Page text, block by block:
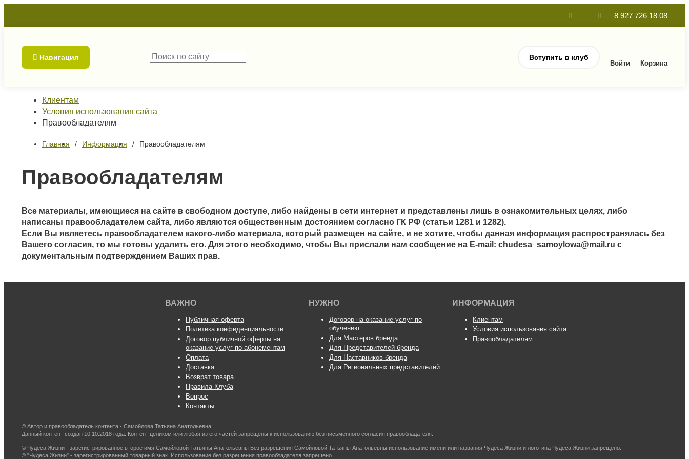
8 927 726 18 08
Навигация Вступить в клуб
Войти Корзина
Клиентам
Условия использования сайта
Правообладателям
Главная Информация Правообладателям
Правообладателям
Все материалы, имеющиеся на сайте в свободном доступе, либо найдены в сети интернет и представлены лишь в ознакомительных целях, либо
написаны правообладателем сайта, либо являются общественным достоянием согласно ГК РФ (статьи 1281 и 1282).
Если Вы являетесь правообладателем какого-либо материала, который размещен на сайте, и не хотите, чтобы данная информация распространялась без
Вашего согласия, то мы готовы удалить его. Для этого необходимо, чтобы Вы прислали нам сообщение на E-mail: chudesa_samoylowa@mail.ru с
документальным подтверждением Ваших прав.
ВАЖНО
Публичная оферта
Политика конфиденциальности
Договор публичной оферты на
оказание услуг по абонементам
Оплата
Доставка
Возврат товара
Правила Клуба
Вопрос
Контакты
НУЖНО
Договор на оказание услуг по
обучению.
Для Мастеров бренда
Для Представителей бренда
Для Наставников бренда
Для Региональных представителей
ИНФОРМАЦИЯ
Клиентам
Условия использования сайта
Правообладателям
© Автор и правообладатель контента - Самойлова Татьяна Анатольевна
Данный контент создан 10.10.2018 года. Контент целиком или любая из его частей запрещены к использованию без письменного согласия правообладателя.
© Чудеса Жизни - зарегистрированное второе имя Самойловой Татьяны Анатольевны Без разрешения Самойловой Татьяны Анатольевны использование имени или названия Чудеса Жизни и логотипа Чудеса Жизни запрещено.
© "Чудеса Жизни" - зарегистрированный товарный знак. Использование без разрешения правообладателя запрещено.